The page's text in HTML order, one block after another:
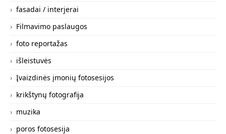
fasadai / interjerai
Filmavimo paslaugos
foto reportažas
išleistuvės
Įvaizdinės įmonių fotosesijos
krikštynų fotografija
muzika
poros fotosesija